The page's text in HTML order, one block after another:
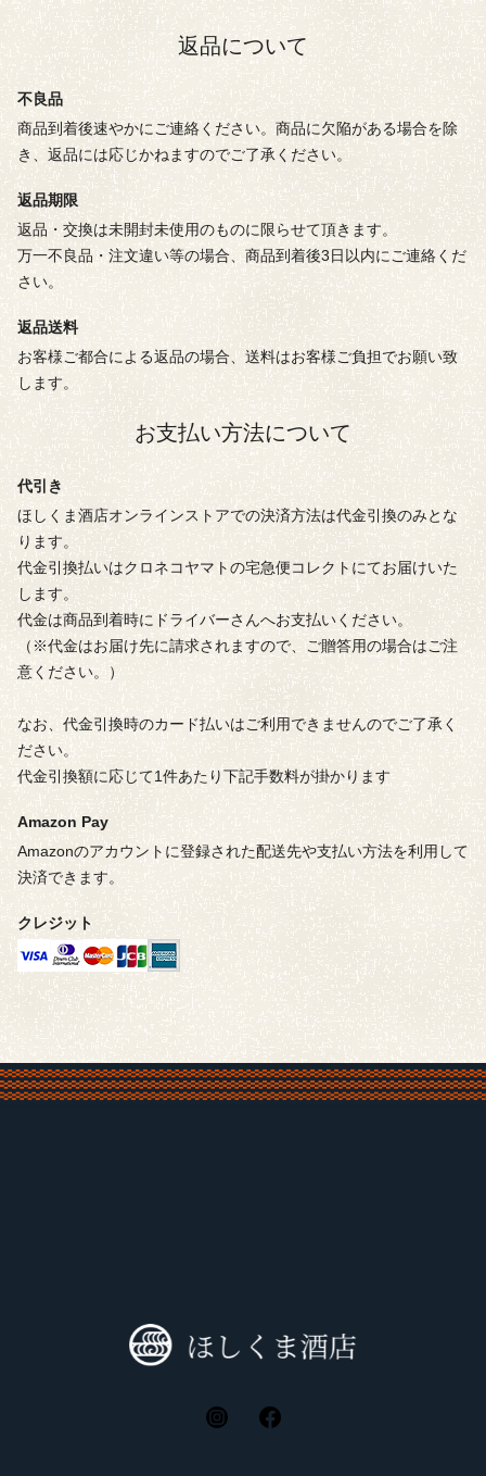
返品について
不良品
商品到着後速やかにご連絡ください。商品に欠陥がある場合を除
き、返品には応じかねますのでご了承ください。
返品期限
返品・交換は未開封未使用のものに限らせて頂きます。
万一不良品・注文違い等の場合、商品到着後3日以内にご連絡くだ
さい。
返品送料
お客様ご都合による返品の場合、送料はお客様ご負担でお願い致
します。
お支払い方法について
代引き
ほしくま酒店オンラインストアでの決済方法は代金引換のみとな
ります。
代金引換払いはクロネコヤマトの宅急便コレクトにてお届けいた
します。
代金は商品到着時にドライバーさんへお支払いください。
（※代金はお届け先に請求されますので、ご贈答用の場合はご注
意ください。）
なお、代金引換時のカード払いはご利用できませんのでご了承く
ださい。
代金引換額に応じて1件あたり下記手数料が掛かります
Amazon Pay
Amazonのアカウントに登録された配送先や支払い方法を利用して
決済できます。
クレジット